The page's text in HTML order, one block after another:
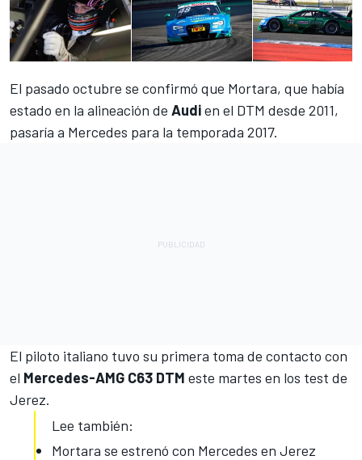
El pasado octubre se confirmó que Mortara, que había
estado en la alineación de Audien el DTM desde 2011,
pasaría a Mercedes para la temporada 2017.
El piloto italiano tuvo su primera toma de contacto con
el Mercedes-AMG C63 DTM este martes en los test de
Jerez.
Lee también:
Mortara se estrenó con Mercedes en Jerez